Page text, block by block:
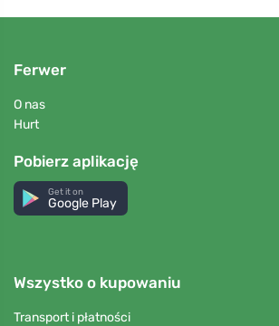
Ferwer
O nas
Hurt
Pobierz aplikację
Get it on
Google Play
Wszystko o kupowaniu
Transport i płatności